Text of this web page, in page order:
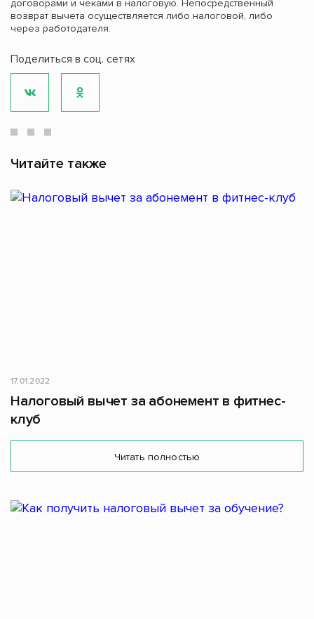
договорами и чеками в налоговую. Непосредственный
возврат вычета осуществляется либо налоговой, либо
через работодателя.
Поделиться в соц. сетях
Читайте также
17.01.2022
Налоговый вычет за абонемент в фитнес-
клуб
Читать полностью